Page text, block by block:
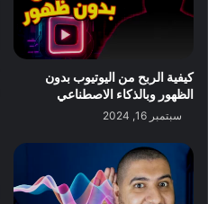
كيفية الربح من اليوتيوب بدون
الظهور وبالذكاء الاصطناعي
سبتمبر 16, 2024